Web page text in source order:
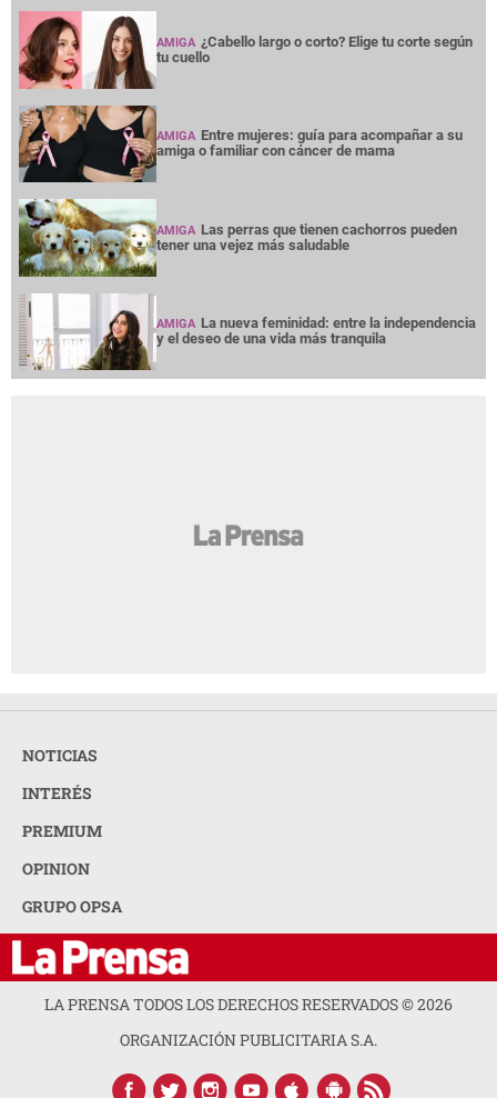
AMIGA ¿Cabello largo o corto? Elige tu corte según
tu cuello
AMIGA Entre mujeres: guía para acompañar a su
amiga o familiar con cáncer de mama
AMIGA Las perras que tienen cachorros pueden
tener una vejez más saludable
AMIGA La nueva feminidad: entre la independencia
y el deseo de una vida más tranquila
NOTICIAS
INTERÉS
PREMIUM
OPINION
GRUPO OPSA
LA PRENSA TODOS LOS DERECHOS RESERVADOS ©2026
ORGANIZACIÓN PUBLICITARIA S.A.